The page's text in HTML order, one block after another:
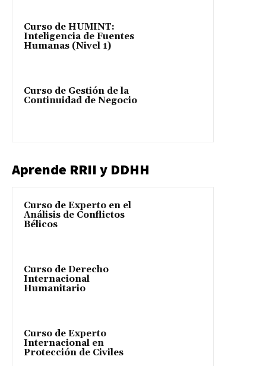
Curso de HUMINT:
Inteligencia de Fuentes
Humanas (Nivel 1)
Curso de Gestión de la
Continuidad de Negocio
Aprende RRII y DDHH
Curso de Experto en el
Análisis de Conflictos
Bélicos
Curso de Derecho
Internacional
Humanitario
Curso de Experto
Internacional en
Protección de Civiles